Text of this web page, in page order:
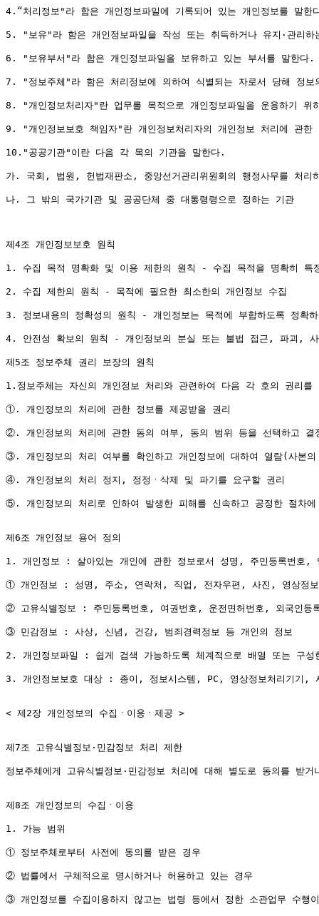
4.“처리정보"라 함은 개인정보파일에 기록되어 있는 개인정보를 말한
5. "보유"라 함은 개인정보파일을 작성 또는 취득하거나 유지·관리
6. "보유부서"라 함은 개인정보파일을 보유하고 있는 부서를 말한다.
7. "정보주체"라 함은 처리정보에 의하여 식별되는 자로서 당해 정
8. "개인정보처리자"란 업무를 목적으로 개인정보파일을 운용하기
9. "개인정보보호 책임자"란 개인정보처리자의 개인정보 처리에 관
10."공공기관"이란 다음 각 목의 기관을 말한다.
가. 국회, 법원, 헌법재판소, 중앙선거관리위원회의 행정사무를 처
나. 그 밖의 국가기관 및 공공단체 중 대통령령으로 정하는 기관
제4조 개인정보보호 원칙
1. 수집 목적 명확화 및 이용 제한의 원칙 - 수집 목적을 명확히 특
2. 수집 제한의 원칙 - 목적에 필요한 최소한의 개인정보 수집
3. 정보내용의 정확성의 원칙 - 개인정보는 목적에 부합하도록 정확
4. 안전성 확보의 원칙 - 개인정보의 분실 또는 불법 접근, 파괴, 사
제5조 정보주체 권리 보장의 원칙
1.정보주체는 자신의 개인정보 처리와 관련하여 다음 각 호의 권리를
①. 개인정보의 처리에 관한 정보를 제공받을 권리
②. 개인정보의 처리에 관한 동의 여부, 동의 범위 등을 선택하고 결
③. 개인정보의 처리 여부를 확인하고 개인정보에 대하여 열람(사본
④. 개인정보의 처리 정지, 정정ㆍ삭제 및 파기를 요구할 권리
⑤. 개인정보의 처리로 인하여 발생한 피해를 신속하고 공정한 절차
제6조 개인정보 용어 정의
1. 개인정보 : 살아있는 개인에 관한 정보로서 성명, 주민등록번호,
① 개인정보 : 성명, 주소, 연락처, 직업, 전자우편, 사진, 영상정보
② 고유식별정보 : 주민등록번호, 여권번호, 운전면허번호, 외국인등
③ 민감정보 : 사상, 신념, 건강, 범죄경력정보 등 개인의 정보
2. 개인정보파일 : 쉽게 검색 가능하도록 체계적으로 배열 또는 구성
3. 개인정보보호 대상 : 종이, 정보시스템, PC, 영상정보처리기기,
< 제2장 개인정보의 수집ㆍ이용ㆍ제공 >
제7조 고유식별정보·민감정보 처리 제한
정보주체에게 고유식별정보·민감정보 처리에 대해 별도로 동의를 받
제8조 개인정보의 수집ㆍ이용
1. 가능 범위
① 정보주체로부터 사전에 동의를 받은 경우
② 법률에서 구체적으로 명시하거나 허용하고 있는 경우
③ 개인정보를 수집이용하지 않고는 법령 등에서 정한 소관업무 수행